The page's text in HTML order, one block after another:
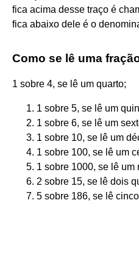
fica acima desse traço é
fica abaixo dele é o
Como se lê uma
1 sobre 4, se lê um quarto;
1 sobre 5, se lê um
1 sobre 6, se lê um
1 sobre 10, se lê um
1 sobre 100, se lê um
1 sobre 1000, se lê um
2 sobre 15, se lê dois
5 sobre 186, se lê